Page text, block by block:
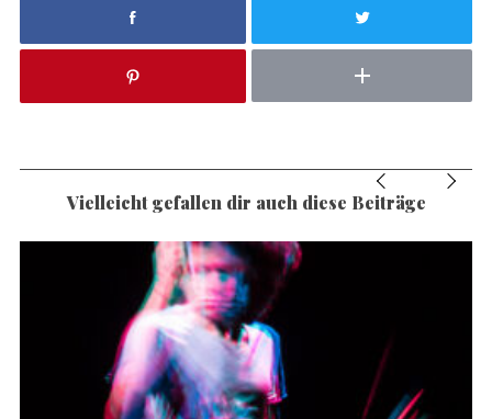
Vielleicht gefallen dir auch diese Beiträge